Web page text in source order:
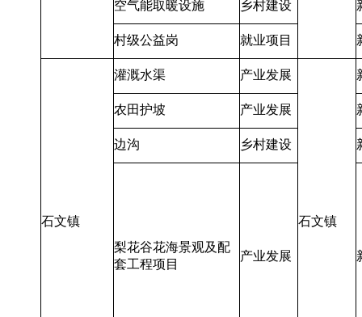
空气能取暖设施 乡村建设
村级公益岗 就业项目
石文镇
灌溉水渠 产业发展
石文镇
农田护坡 产业发展
边沟 乡村建设
梨花谷花海景观及配
套工程项目
产业发展